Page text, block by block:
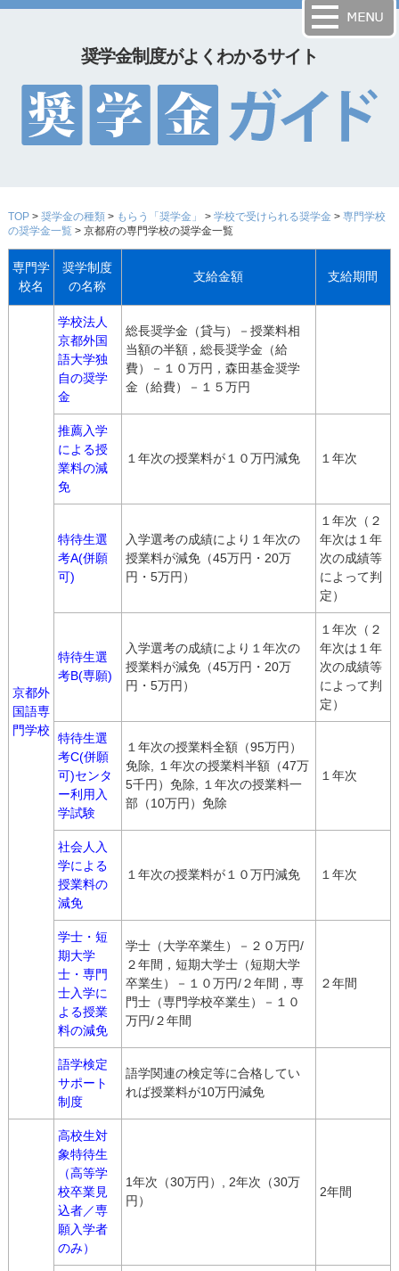
奨学金制度がよくわかるサイト
TOP> 奨学金の種類> もらう「奨学金」 > 学校で受けられる奨学金 > 専門学校
の奨学金一覧> 京都府の専門学校の奨学金一覧
専門学
校名
奨学制度
の名称
支給金額 支給期間
京都外
国語専
門学校
学校法人
京都外国
語大学独
自の奨学
金
総長奨学金（貸与）－授業料相
当額の半額，総長奨学金（給
費）－１０万円，森田基金奨学
金（給費）－１５万円
推薦入学
による授
業料の減
免
１年次の授業料が１０万円減免 １年次
特待生選
考A(併願
可)
入学選考の成績により１年次の
授業料が減免（45万円・20万
円・5万円）
１年次（２
年次は１年
次の成績等
によって判
定）
特待生選
考B(専願)
入学選考の成績により１年次の
授業料が減免（45万円・20万
円・5万円）
１年次（２
年次は１年
次の成績等
によって判
定）
特待生選
考C(併願
可)センタ
ー利用入
学試験
１年次の授業料全額（95万円）
免除, １年次の授業料半額（47万
5千円）免除, １年次の授業料一
部（10万円）免除
１年次
社会人入
学による
授業料の
減免
１年次の授業料が１０万円減免 １年次
学士・短
期大学
士・専門
士入学に
よる授業
料の減免
学士（大学卒業生）－２０万円/
２年間，短期大学士（短期大学
卒業生）－１０万円/２年間，専
門士（専門学校卒業生）－１０
万円/２年間
２年間
語学検定
サポート
制度
語学関連の検定等に合格してい
れば授業料が10万円減免
高校生対
象特待生
（高等学
校卒業見
込者／専
願入学者
のみ）
1年次（30万円）, 2年次（30万
円）
2年間